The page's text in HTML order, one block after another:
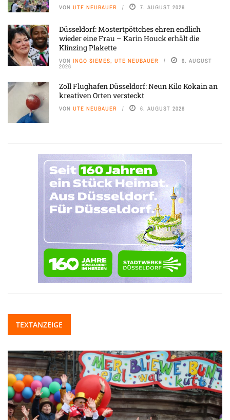
VON UTE NEUBAUER 7. AUGUST 2026
Düsseldorf: Mostertpöttches ehren endlich
wieder eine Frau – Karin Houck erhält die
Klinzing Plakette
VON INGO SIEMES, UTE NEUBAUER 6. AUGUST
2026
Zoll Flughafen Düsseldorf: Neun Kilo Kokain an
kreativen Orten versteckt
VON UTE NEUBAUER 6. AUGUST 2026
TEXTANZEIGE